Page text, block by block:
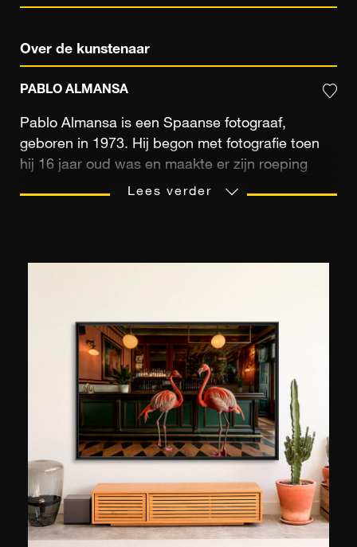
Over de kunstenaar
PABLO ALMANSA
Pablo Almansa is een Spaanse fotograaf,
geboren in 1973. Hij begon met fotografie toen
hij 16 jaar oud was en maakte er zijn roeping
van. Hij zou al snel zijn eerste contracten
Zijn naaktfoto's zijn ofwel persoonlijke projecten
ofwel opdrachten van merken. "Al mijn foto's
hebben tot doel de natuurlijke schoonheid van
het vrouwelijk lichaam te beschrijven,"
benadrukt hij. "Vrouwen hebben controle
genomen over hun lichaam, hun schoonheid en
het is prachtig om te zien dat ze zelf bepalen
wanneer en hoe ze het gebruiken." Zijn
invloeden zijn veelvoudig en hij weigert een
definitieve lijst op te stellen. "De mensen die mij
hebben beïnvloed zijn allen die hun werk hebben
Lees verder